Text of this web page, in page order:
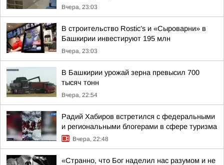
Вчера, 23:03
В строительство Rostic’s и «Сыроварни» в
Башкирии инвестируют 195 млн
Вчера, 23:03
В Башкирии урожай зерна превысил 700
тысяч тонн
Вчера, 22:54
Радий Хабиров встретился с федеральными
и региональными блогерами в сфере туризма
Вчера, 22:48
«Странно, что Бог наделил нас разумом и не